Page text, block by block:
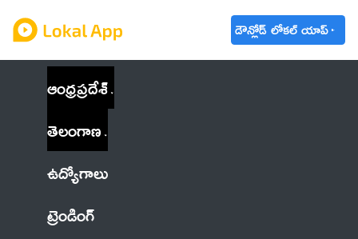
డౌన్లోడ్ లోకల్ యాప్
ఆంధ్రప్రదేశ్
తెలంగాణ
ఉద్యోగాలు
ట్రెండింగ్